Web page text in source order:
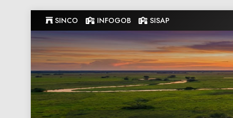
to
content
SINCO INFOGOB SISAP
Gobernacion de Guarico
Gobernacion de Guarico